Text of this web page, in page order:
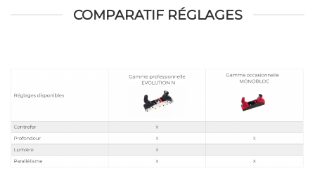
COMPARATIF RÉGLAGES